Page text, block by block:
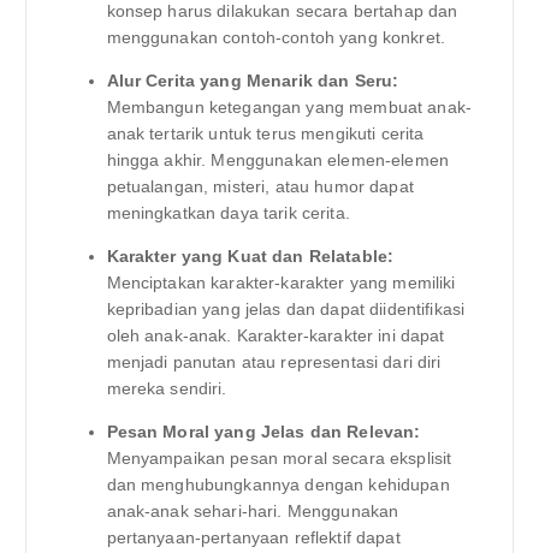
konsep harus dilakukan secara bertahap dan
menggunakan contoh-contoh yang konkret.
Alur Cerita yang Menarik dan Seru:
Membangun ketegangan yang membuat anak-
anak tertarik untuk terus mengikuti cerita
hingga akhir. Menggunakan elemen-elemen
petualangan, misteri, atau humor dapat
meningkatkan daya tarik cerita.
Karakter yang Kuat dan Relatable:
Menciptakan karakter-karakter yang memiliki
kepribadian yang jelas dan dapat diidentifikasi
oleh anak-anak. Karakter-karakter ini dapat
menjadi panutan atau representasi dari diri
mereka sendiri.
Pesan Moral yang Jelas dan Relevan:
Menyampaikan pesan moral secara eksplisit
dan menghubungkannya dengan kehidupan
anak-anak sehari-hari. Menggunakan
pertanyaan-pertanyaan reflektif dapat